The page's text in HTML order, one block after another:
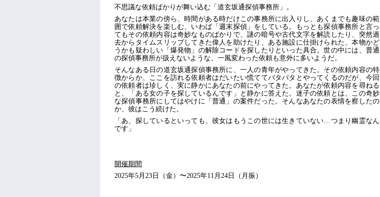
不思議な依頼ばかりが舞い込む「道玄坂通探偵事務所」。
あなたは本業の傍ら、時間がある時だけこの事務所に出入りし、あくまでも趣味の範
囲で依頼解決を楽しむ、いわば「週末探偵」をしている。もっとも探偵事務所と言っ
てもその依頼内容は奇妙なものばかりで、謎の暗号や古代文字を解読したり、突然過
去からタイムスリップしてきた偉人を助けたり、ある施設に仕掛けられた、本物かど
うかも疑わしい「爆発物」の解除コードを探したりといった具合。世の中には、普通
の探偵事務所が扱えないような、一風変わった依頼も意外に多いようだ。
そんなある日の道玄坂通探偵事務所に、一人の青年がやってきた。その依頼内容の特
徴からか、ここを訪れる依頼者はだいたい慌ててバタバタとやってくるのだが、今回
の依頼者は珍しく、実に静かにあなたの前にやってきた。あなたが依頼内容を尋ねる
と、「ある女の子を探しているんです」と静かに答えた。迷子の依頼とは、この奇妙
な探偵事務所にしてはやけに「普通」の案件だった。そんなあなたの表情を察したの
か、彼はこう続けた。
「あ、探しているといっても、彼女はもうこの世には生きていない…つまり幽霊なん
です」
開催期間
2025年5月23日（金）〜2025年11月24日（月振）